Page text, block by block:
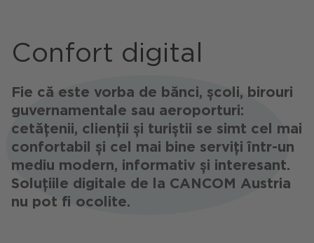
Confort digital
Fie că este vorba de bănci, școli, birouri
guvernamentale sau aeroporturi:
cetățenii, clienții și turiștii se simt cel mai
confortabil și cel mai bine serviți într-un
mediu modern, informativ și interesant.
Soluțiile digitale de la CANCOM Austria
nu pot fi ocolite.